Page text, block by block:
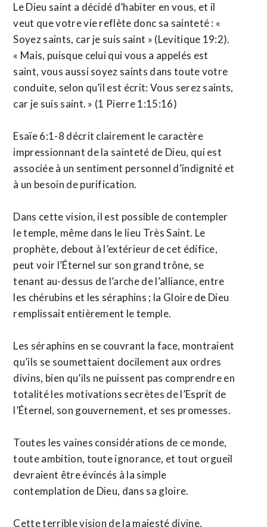
Le Dieu saint a décidé d’habiter en vous, et il
veut que votre vie reflète donc sa sainteté : «
Soyez saints, car je suis saint » (Levitique 19:2).
« Mais, puisque celui qui vous a appelés est
saint, vous aussi soyez saints dans toute votre
conduite, selon qu’il est écrit: Vous serez saints,
car je suis saint. » (1 Pierre 1:15:16)
Esaïe 6:1-8 décrit clairement le caractère
impressionnant de la sainteté de Dieu, qui est
associée à un sentiment personnel d’indignité et
à un besoin de purification.
Dans cette vision, il est possible de contempler
le temple, même dans le lieu Très Saint. Le
prophète, debout à l’extérieur de cet édifice,
peut voir l’Éternel sur son grand trône, se
tenant au-dessus de l’arche de l’alliance, entre
les chérubins et les séraphins ; la Gloire de Dieu
remplissait entièrement le temple.
Les séraphins en se couvrant la face, montraient
qu’ils se soumettaient docilement aux ordres
divins, bien qu’ils ne puissent pas comprendre en
totalité les motivations secrètes de l’Esprit de
l’Éternel, son gouvernement, et ses promesses.
Toutes les vaines considérations de ce monde,
toute ambition, toute ignorance, et tout orgueil
devraient être évincés à la simple
contemplation de Dieu, dans sa gloire.
Cette terrible vision de la majesté divine,